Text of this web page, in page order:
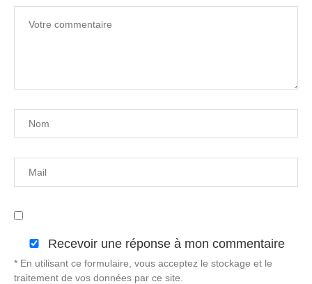
Recevoir une réponse à mon commentaire
* En utilisant ce formulaire, vous acceptez le stockage et le
traitement de vos données par ce site.